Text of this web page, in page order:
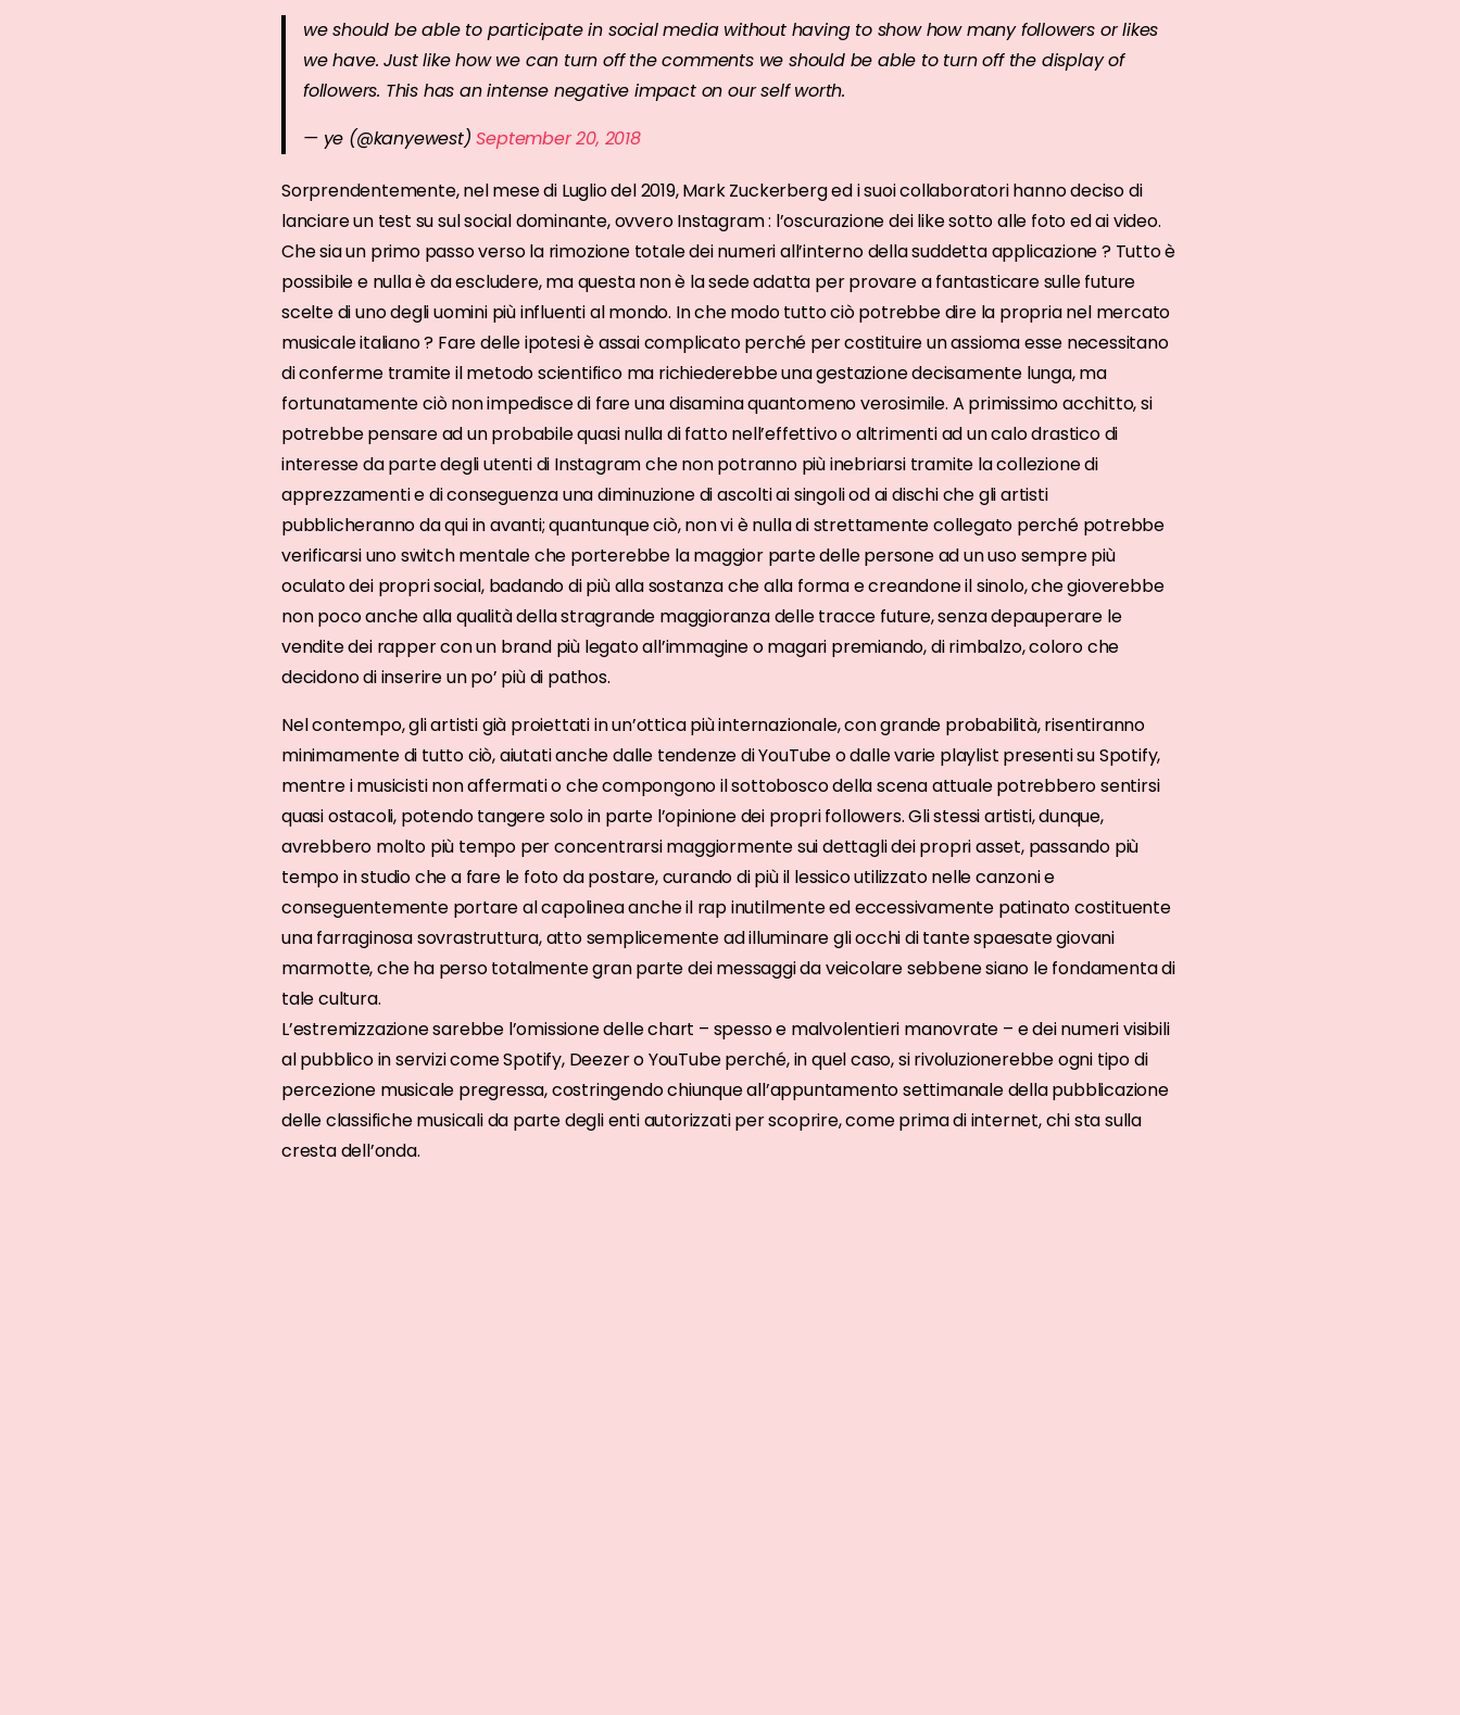
we should be able to participate in social media without having to show how many followers or likes
we have. Just like how we can turn off the comments we should be able to turn off the display of
followers. This has an intense negative impact on our self worth.
— ye (@kanyewest)September 20, 2018
Sorprendentemente, nel mese di Luglio del 2019, Mark Zuckerberg ed i suoi collaboratori hanno deciso di
lanciare un test su sul social dominante, ovvero Instagram : l’oscurazione dei like sotto alle foto ed ai video.
Che sia un primo passo verso la rimozione totale dei numeri all’interno della suddetta applicazione ? Tutto è
possibile e nulla è da escludere, ma questa non è la sede adatta per provare a fantasticare sulle future
scelte di uno degli uomini più influenti al mondo. In che modo tutto ciò potrebbe dire la propria nel mercato
musicale italiano ? Fare delle ipotesi è assai complicato perché per costituire un assioma esse necessitano
di conferme tramite il metodo scientifico ma richiederebbe una gestazione decisamente lunga, ma
fortunatamente ciò non impedisce di fare una disamina quantomeno verosimile. A primissimo acchitto, si
potrebbe pensare ad un probabile quasi nulla di fatto nell’effettivo o altrimenti ad un calo drastico di
interesse da parte degli utenti di Instagram che non potranno più inebriarsi tramite la collezione di
apprezzamenti e di conseguenza una diminuzione di ascolti ai singoli od ai dischi che gli artisti
pubblicheranno da qui in avanti; quantunque ciò, non vi è nulla di strettamente collegato perché potrebbe
verificarsi uno switch mentale che porterebbe la maggior parte delle persone ad un uso sempre più
oculato dei propri social, badando di più alla sostanza che alla forma e creandone il sinolo, che gioverebbe
non poco anche alla qualità della stragrande maggioranza delle tracce future, senza depauperare le
vendite dei rapper con un brand più legato all’immagine o magari premiando, di rimbalzo, coloro che
decidono di inserire un po’ più di pathos.
Nel contempo, gli artisti già proiettati in un’ottica più internazionale, con grande probabilità, risentiranno
minimamente di tutto ciò, aiutati anche dalle tendenze di YouTube o dalle varie playlist presenti su Spotify,
mentre i musicisti non affermati o che compongono il sottobosco della scena attuale potrebbero sentirsi
quasi ostacoli, potendo tangere solo in parte l’opinione dei propri followers. Gli stessi artisti, dunque,
avrebbero molto più tempo per concentrarsi maggiormente sui dettagli dei propri asset, passando più
tempo in studio che a fare le foto da postare, curando di più il lessico utilizzato nelle canzoni e
conseguentemente portare al capolinea anche il rap inutilmente ed eccessivamente patinato costituente
una farraginosa sovrastruttura, atto semplicemente ad illuminare gli occhi di tante spaesate giovani
marmotte, che ha perso totalmente gran parte dei messaggi da veicolare sebbene siano le fondamenta di
tale cultura.
L’estremizzazione sarebbe l’omissione delle chart – spesso e malvolentieri manovrate – e dei numeri visibili
al pubblico in servizi come Spotify, Deezer o YouTube perché, in quel caso, si rivoluzionerebbe ogni tipo di
percezione musicale pregressa, costringendo chiunque all’appuntamento settimanale della pubblicazione
delle classifiche musicali da parte degli enti autorizzati per scoprire, come prima di internet, chi sta sulla
cresta dell’onda.